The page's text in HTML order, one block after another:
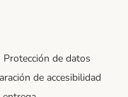
Protección de datos
de accesibilidad